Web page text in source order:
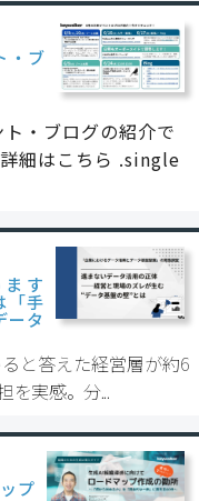
・ブ
・ブログの紹介で
細はこちら .single
す
「手
ータ
と答えた経営層が約6
を実感。分...
プ